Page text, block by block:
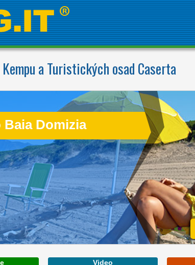
a Turistických osad Caserta
Domizia
Video
LONG LOCATED IN
BEAUTIFUL